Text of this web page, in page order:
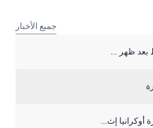
جميع الأخبار
بعد ظهر ...
أوكرانيا إث...